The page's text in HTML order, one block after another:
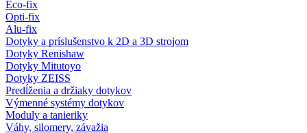
Eco-fix
Opti-fix
Alu-fix
Dotyky a príslušenstvo k 2D a 3D strojom
Dotyky Renishaw
Dotyky Mitutoyo
Dotyky ZEISS
Predĺženia a držiaky dotykov
Výmenné systémy dotykov
Moduly a tanieriky
Váhy, silomery, závažia